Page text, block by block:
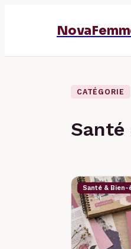
CATÉGORIE
Santé
Santé & Bien-